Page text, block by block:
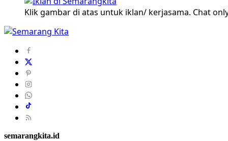
Klik gambar di atas untuk iklan/ kerjasama. Chat
semarangkita.id